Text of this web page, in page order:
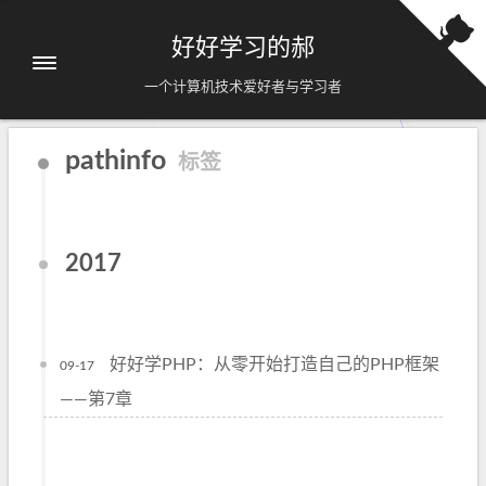
好好学习的郝
一个计算机技术爱好者与学习者
pathinfo 标签
2017
09-17
好好学PHP：从零开始打造自己的PHP框架
——第7章